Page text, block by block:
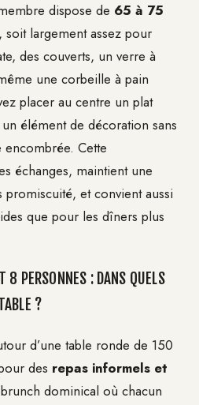
dispose de 65 à 75
, soit largement assez pour
des couverts, un verre à
une corbeille à pain
placer au centre un plat
élément de décoration sans
encombrée. Cette
échanges, maintient une
et convient aussi
que pour les dîners plus
8 PERSONNES : DANS QUELS
?
d’une table ronde de 150
des repas informels et
dominical où chacun